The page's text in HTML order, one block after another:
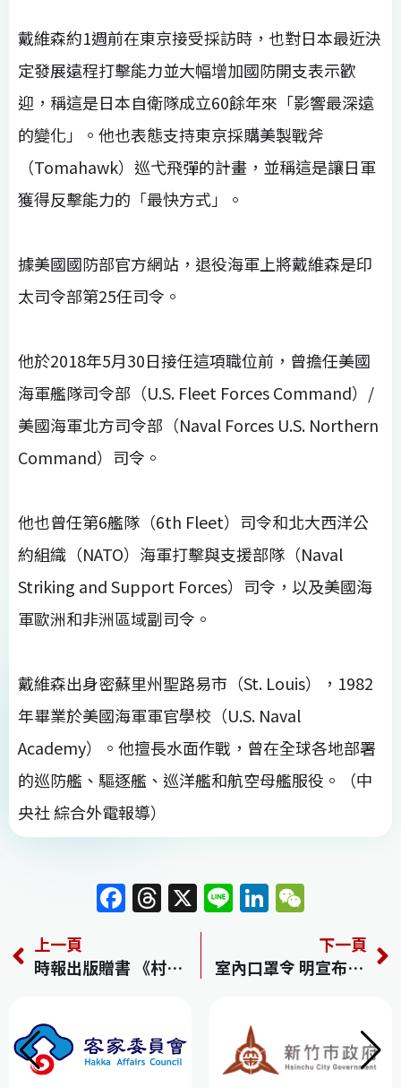
戴維森約1週前在東京接受採訪時，也對日本最近決
定發展遠程打擊能力並大幅增加國防開支表示歡
迎，稱這是日本自衛隊成立60餘年來「影響最深遠
的變化」。他也表態支持東京採購美製戰斧
（Tomahawk）巡弋飛彈的計畫，並稱這是讓日軍
獲得反擊能力的「最快方式」。
據美國國防部官方網站，退役海軍上將戴維森是印
太司令部第25任司令。
他於2018年5月30日接任這項職位前，曾擔任美國
海軍艦隊司令部（U.S. Fleet Forces Command）/
美國海軍北方司令部（Naval Forces U.S. Northern
Command）司令。
他也曾任第6艦隊（6th Fleet）司令和北大西洋公
約組織（NATO）海軍打擊與支援部隊（Naval
Striking and Support Forces）司令，以及美國海
軍歐洲和非洲區域副司令。
戴維森出身密蘇里州聖路易市（St. Louis），1982
年畢業於美國海軍軍官學校（U.S. Naval
Academy）。他擅長水面作戰，曾在全球各地部署
的巡防艦、驅逐艦、巡洋艦和航空母艦服役。（中
央社 綜合外電報導）
F
a
c
e
o
o
T
h
re
a
s
X Li
n
e
Li
n
k
e
n
C
h
上一頁
時報出版贈書 《村上私藏-懷舊美好的古典
下一頁
室內口罩令 明宣布分3狀況鬆綁